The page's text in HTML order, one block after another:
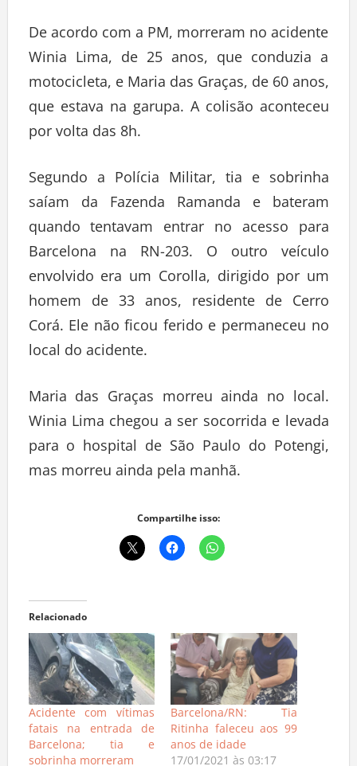
De acordo com a PM, morreram no acidente
Winia Lima, de 25 anos, que conduzia a
motocicleta, e Maria das Graças, de 60 anos,
que estava na garupa. A colisão aconteceu
por volta das 8h.
Segundo a Polícia Militar, tia e sobrinha
saíam da Fazenda Ramanda e bateram
quando tentavam entrar no acesso para
Barcelona na RN-203. O outro veículo
envolvido era um Corolla, dirigido por um
homem de 33 anos, residente de Cerro
Corá. Ele não ficou ferido e permaneceu no
local do acidente.
Maria das Graças morreu ainda no local.
Winia Lima chegou a ser socorrida e levada
para o hospital de São Paulo do Potengi,
mas morreu ainda pela manhã.
Compartilhe isso:
Relacionado
Acidente com vítimas
fatais na entrada de
Barcelona; tia e
Barcelona/RN: Tia
Ritinha faleceu aos 99
anos de idade